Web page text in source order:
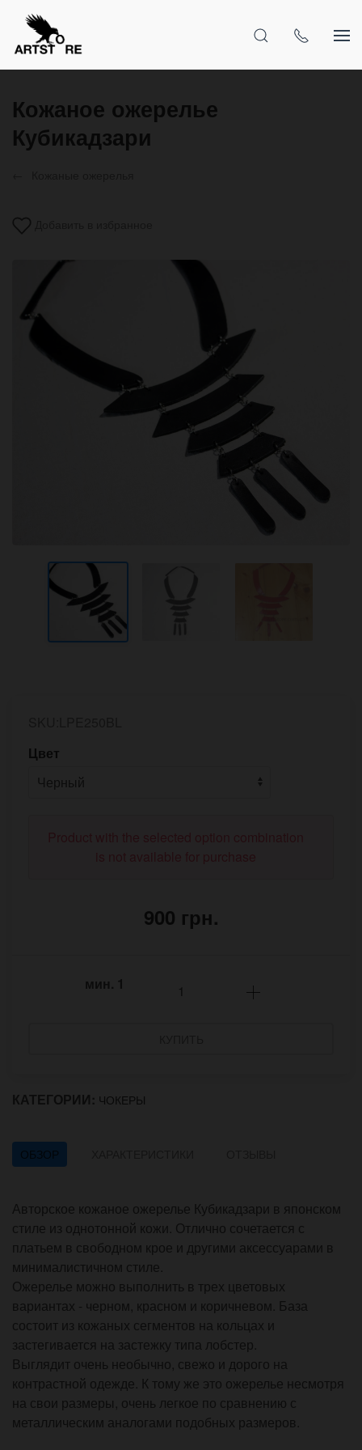
Кожаное ожерелье
Кубикадзари
Цвет
900 грн.
мин. 1
КАТЕГОРИИ: ЧОКЕРЫ
ОБЗОР
Авторское кожаное ожерелье Кубикадзари в японском
стиле из однотонной кожи. Отлично сочетается с
платьем в свободном крое и другими аксессуарами в
минималистичном стиле.
Ожерелье можно выполнить в трех цветовых
вариантах - черном, красном и коричневом. База
состоит из кожаных сегментов на кольцах и
застегивается на застежку типа лобстер.
Выглядит очень необычно, свежо и дорого на
контрастной одежде. К тому же это ожерелье несмотря
на свои размеры, очень легкое по сравнению с
металлическим аналогами подобных размеров.